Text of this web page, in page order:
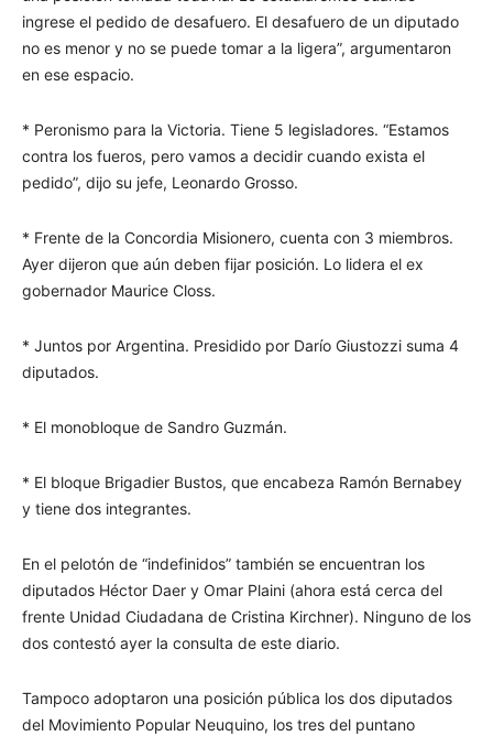
ingrese el pedido de desafuero. El desafuero de un diputado
no es menor y no se puede tomar a la ligera”, argumentaron
en ese espacio.
* Peronismo para la Victoria. Tiene 5 legisladores. “Estamos
contra los fueros, pero vamos a decidir cuando exista el
pedido”, dijo su jefe, Leonardo Grosso.
* Frente de la Concordia Misionero, cuenta con 3 miembros.
Ayer dijeron que aún deben fijar posición. Lo lidera el ex
gobernador Maurice Closs.
* Juntos por Argentina. Presidido por Darío Giustozzi suma 4
diputados.
* El monobloque de Sandro Guzmán.
* El bloque Brigadier Bustos, que encabeza Ramón Bernabey
y tiene dos integrantes.
En el pelotón de “indefinidos” también se encuentran los
diputados Héctor Daer y Omar Plaini (ahora está cerca del
frente Unidad Ciudadana de Cristina Kirchner). Ninguno de los
dos contestó ayer la consulta de este diario.
Tampoco adoptaron una posición pública los dos diputados
del Movimiento Popular Neuquino, los tres del puntano